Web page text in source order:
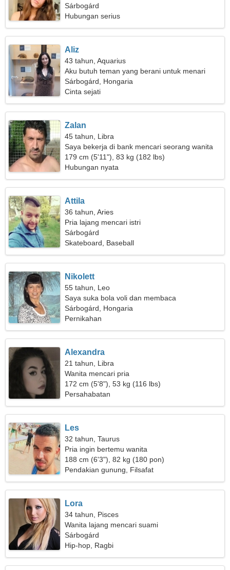
Sárbogárd
Hubungan serius
Aliz
43 tahun, Aquarius
Aku butuh teman yang berani untuk menari
bersama
Sárbogárd, Hongaria
Cinta sejati
Zalan
45 tahun, Libra
Saya bekerja di bank mencari seorang wanita
romantis
179 cm (5'11"), 83 kg (182 lbs)
Hubungan nyata
Attila
36 tahun, Aries
Pria lajang mencari istri
Sárbogárd
Skateboard, Baseball
Nikolett
55 tahun, Leo
Saya suka bola voli dan membaca
Sárbogárd, Hongaria
Pernikahan
Alexandra
21 tahun, Libra
Wanita mencari pria
172 cm (5'8"), 53 kg (116 lbs)
Persahabatan
Les
32 tahun, Taurus
Pria ingin bertemu wanita
188 cm (6'3"), 82 kg (180 pon)
Pendakian gunung, Filsafat
Lora
34 tahun, Pisces
Wanita lajang mencari suami
Sárbogárd
Hip-hop, Ragbi